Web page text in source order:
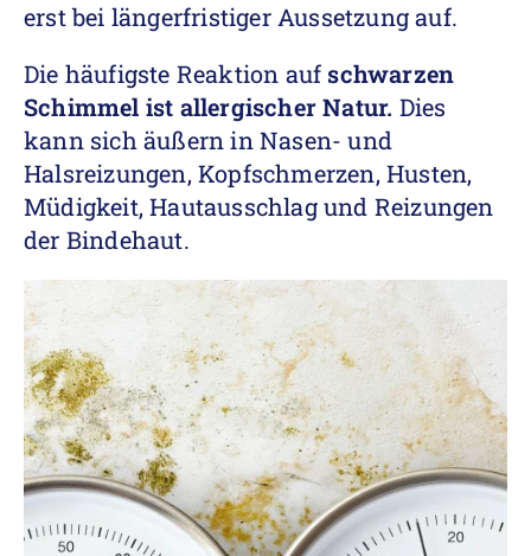
erst bei längerfristiger Aussetzung auf.
Die häufigste Reaktion auf schwarzen
Schimmel ist allergischer Natur. Dies
kann sich äußern in Nasen- und
Halsreizungen, Kopfschmerzen, Husten,
Müdigkeit, Hautausschlag und Reizungen
der Bindehaut.